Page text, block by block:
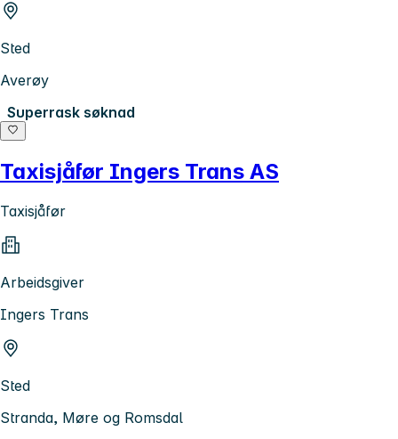
Sted
Averøy
Superrask søknad
Taxisjåfør Ingers Trans AS
Taxisjåfør
Arbeidsgiver
Ingers Trans
Sted
Stranda, Møre og Romsdal